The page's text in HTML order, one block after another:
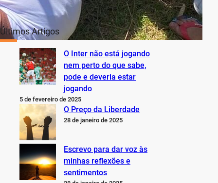
Últimos Artigos
O Inter não está jogando
nem perto do que sabe,
pode e deveria estar
jogando
5 de fevereiro de 2025
O Preço da Liberdade
28 de janeiro de 2025
Escrevo para dar voz às
minhas reflexões e
sentimentos